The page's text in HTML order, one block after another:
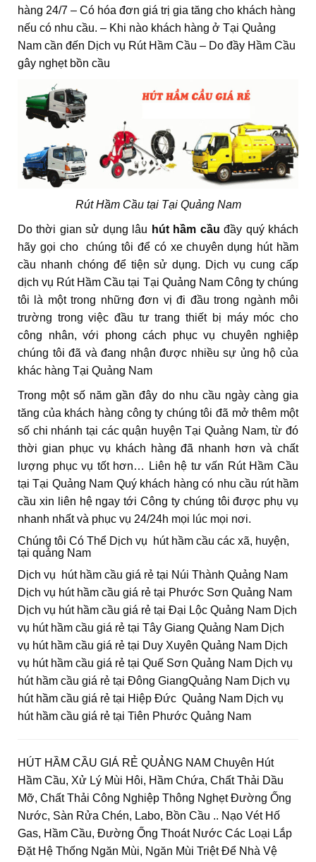
hàng 24/7 – Có hóa đơn giá trị gia tăng cho khách hàng
nếu có nhu cầu. – Khi nào khách hàng ở Tại Quảng
Nam cần đến Dịch vụ Rút Hầm Cầu – Do đầy Hầm Cầu
gây nghẹt bồn cầu
Rút Hầm Cầu tại Tại Quảng Nam
Do thời gian sử dụng lâu hút hầm cầu đầy quý khách
hãy gọi cho chúng tôi để có xe chuyên dụng hút hầm
cầu nhanh chóng để tiện sử dụng. Dịch vụ cung cấp
dịch vụ Rút Hầm Cầu tại Tại Quảng Nam Công ty chúng
tôi là một trong những đơn vị đi đầu trong ngành môi
trường trong việc đầu tư trang thiết bị máy móc cho
công nhân, với phong cách phục vụ chuyên nghiệp
chúng tôi đã và đang nhận được nhiều sự ủng hộ của
khác hàng Tại Quảng Nam
Trong một số năm gần đây do nhu cầu ngày càng gia
tăng của khách hàng công ty chúng tôi đã mở thêm một
số chi nhánh tại các quận huyện Tại Quảng Nam, từ đó
thời gian phục vụ khách hàng đã nhanh hơn và chất
lượng phục vụ tốt hơn… Liên hệ tư vấn Rút Hầm Cầu
tại Tại Quảng Nam Quý khách hàng có nhu cầu rút hầm
cầu xin liên hệ ngay tới Công ty chúng tôi được phụ vụ
nhanh nhất và phục vụ 24/24h mọi lúc mọi nơi.
Chúng tôi Có Thể Dịch vụ hút hầm cầu các xã, huyện,
tại quảng Nam
Dịch vụ hút hầm cầu giá rẻ tại Núi Thành Quảng Nam
Dịch vụ hút hầm cầu giá rẻ tại Phước Sơn Quảng Nam
Dịch vụ hút hầm cầu giá rẻ tại Đại Lộc Quảng Nam Dịch
vụ hút hầm cầu giá rẻ tại Tây Giang Quảng Nam Dịch
vụ hút hầm cầu giá rẻ tại Duy Xuyên Quảng Nam Dịch
vụ hút hầm cầu giá rẻ tại Quế Sơn Quảng Nam Dịch vụ
hút hầm cầu giá rẻ tại Đông GiangQuảng Nam Dịch vụ
hút hầm cầu giá rẻ tại Hiệp Đức Quảng Nam Dịch vụ
hút hầm cầu giá rẻ tại Tiên Phước Quảng Nam
HÚT HẦM CẦU GIÁ RẺ QUẢNG NAM Chuyên Hút
Hầm Cầu, Xử Lý Mùi Hôi, Hầm Chứa, Chất Thải Dầu
Mỡ, Chất Thải Công Nghiệp Thông Nghẹt Đường Ống
Nước, Sàn Rửa Chén, Labo, Bồn Cầu .. Nạo Vét Hố
Gas, Hầm Cầu, Đường Ống Thoát Nước Các Loại Lắp
Đặt Hệ Thống Ngăn Mùi, Ngăn Mùi Triệt Để Nhà Vệ